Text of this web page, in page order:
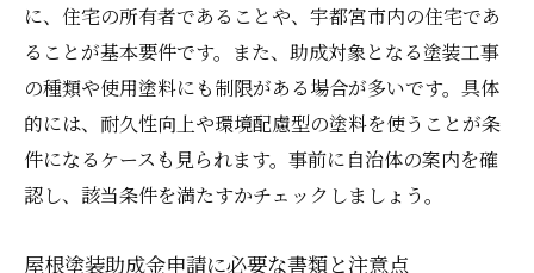
に、住宅の所有者であることや、宇都宮市内の住宅であ
ることが基本要件です。また、助成対象となる塗装工事
の種類や使用塗料にも制限がある場合が多いです。具体
的には、耐久性向上や環境配慮型の塗料を使うことが条
件になるケースも見られます。事前に自治体の案内を確
認し、該当条件を満たすかチェックしましょう。
屋根塗装助成金申請に必要な書類と注意点